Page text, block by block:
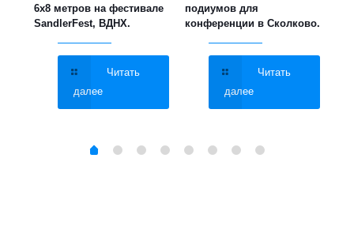
6х8 метров на фестивале
SandlerFest, ВДНХ.
Читать
далее
подиумов для
конференции в Сколково.
Читать
далее